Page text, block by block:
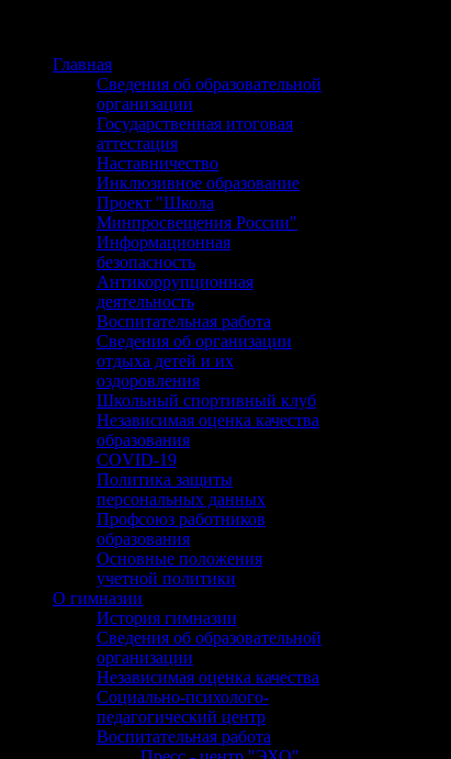
Главная
Сведения об образовательной
организации
Государственная итоговая
аттестация
Наставничество
Инклюзивное образование
Проект "Школа
Минпросвещения России"
Информационная
безопасность
Антикоррупционная
деятельность
Воспитательная работа
Сведения об организации
отдыха детей и их
оздоровления
Школьный спортивный клуб
Независимая оценка качества
образования
COVID-19
Политика защиты
персональных данных
Профсоюз работников
образования
Основные положения
учетной политики
О гимназии
История гимназии
Сведения об образовательной
организации
Независимая оценка качества
Социально-психолого-
педагогический центр
Воспитательная работа